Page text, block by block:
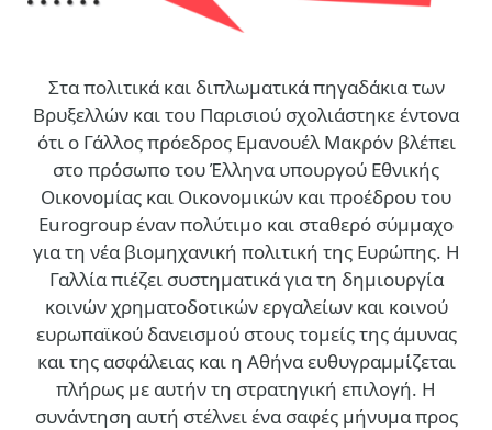
Στα πολιτικά και διπλωματικά πηγαδάκια των
Βρυξελλών και του Παρισιού σχολιάστηκε έντονα
ότι ο Γάλλος πρόεδρος Εμανουέλ Μακρόν βλέπει
στο πρόσωπο του Έλληνα υπουργού Εθνικής
Οικονομίας και Οικονομικών και προέδρου του
Eurogroup έναν πολύτιμο και σταθερό σύμμαχο
για τη νέα βιομηχανική πολιτική της Ευρώπης. Η
Γαλλία πιέζει συστηματικά για τη δημιουργία
κοινών χρηματοδοτικών εργαλείων και κοινού
ευρωπαϊκού δανεισμού στους τομείς της άμυνας
και της ασφάλειας και η Αθήνα ευθυγραμμίζεται
πλήρως με αυτήν τη στρατηγική επιλογή. Η
συνάντηση αυτή στέλνει ένα σαφές μήνυμα προς